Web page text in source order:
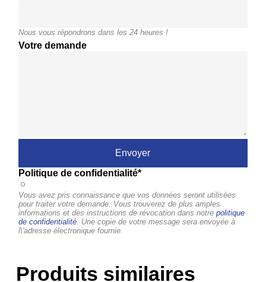
Nous vous répondrons dans les 24 heures !
Votre demande
Politique de confidentialité*
Vous avez pris connaissance que vos données seront utilisées
pour traiter votre demande. Vous trouverez de plus amples
informations et des instructions de révocation dans notrepolitique
de confidentialité. Une copie de votre message sera envoyée à
l\'adresse électronique fournie.
Produits similaires